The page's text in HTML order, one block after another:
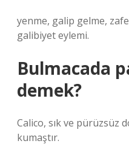
yenme, galip gelme,
galibiyet eylemi.
Bulmacada
demek?
Calico, sık ve pürüzsüz
kumaştır.